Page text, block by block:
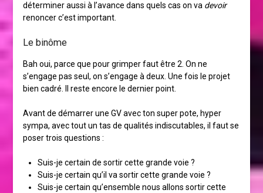
déterminer aussi à l’avance dans quels cas on va devoir
renoncer c’est important.
Le binôme
Bah oui, parce que pour grimper faut être 2. On ne
s’engage pas seul, on s’engage à deux. Une fois le projet
bien cadré. Il reste encore le dernier point.
Avant de démarrer une GV avec ton super pote, hyper
sympa, avec tout un tas de qualités indiscutables, il faut se
poser trois questions :
Suis-je certain de sortir cette grande voie ?
Suis-je certain qu’il va sortir cette grande voie ?
Suis-je certain qu’ensemble nous allons sortir cette